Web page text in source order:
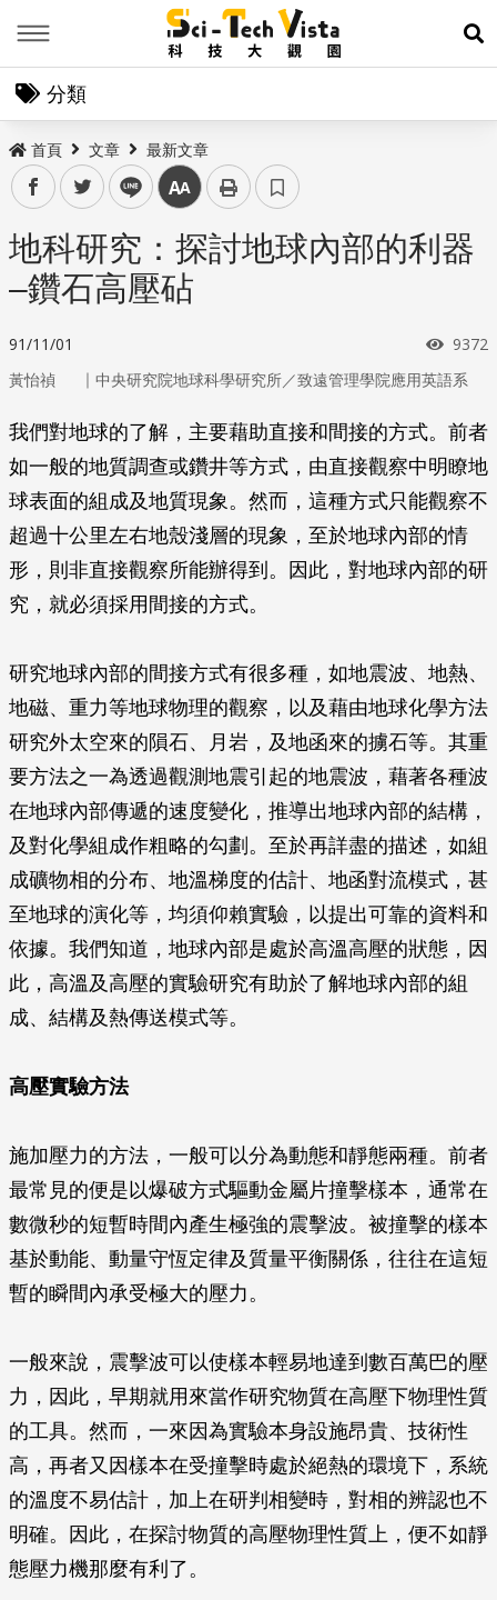
展
分類
首頁 文章 最新文章
facebooktwitter line 中
地科研究：探討地球內部的利器
–鑽石高壓砧
91/11/01 瀏覽
9372
黃怡禎 ｜ 中央研究院地球科學研究所／致遠管理學院應用英語系
我們對地球的了解，主要藉助直接和間接的方式。前者
如一般的地質調查或鑽井等方式，由直接觀察中明瞭地
球表面的組成及地質現象。然而，這種方式只能觀察不
超過十公里左右地殼淺層的現象，至於地球內部的情
形，則非直接觀察所能辦得到。因此，對地球內部的研
究，就必須採用間接的方式。
研究地球內部的間接方式有很多種，如地震波、地熱、
地磁、重力等地球物理的觀察，以及藉由地球化學方法
研究外太空來的隕石、月岩，及地函來的擄石等。其重
要方法之一為透過觀測地震引起的地震波，藉著各種波
在地球內部傳遞的速度變化，推導出地球內部的結構，
及對化學組成作粗略的勾劃。至於再詳盡的描述，如組
成礦物相的分布、地溫梯度的估計、地函對流模式，甚
至地球的演化等，均須仰賴實驗，以提出可靠的資料和
依據。我們知道，地球內部是處於高溫高壓的狀態，因
此，高溫及高壓的實驗研究有助於了解地球內部的組
成、結構及熱傳送模式等。
高壓實驗方法
施加壓力的方法，一般可以分為動態和靜態兩種。前者
最常見的便是以爆破方式驅動金屬片撞擊樣本，通常在
數微秒的短暫時間內產生極強的震擊波。被撞擊的樣本
基於動能、動量守恆定律及質量平衡關係，往往在這短
暫的瞬間內承受極大的壓力。
一般來說，震擊波可以使樣本輕易地達到數百萬巴的壓
力，因此，早期就用來當作研究物質在高壓下物理性質
的工具。然而，一來因為實驗本身設施昂貴、技術性
高，再者又因樣本在受撞擊時處於絕熱的環境下，系統
的溫度不易估計，加上在研判相變時，對相的辨認也不
明確。因此，在探討物質的高壓物理性質上，便不如靜
態壓力機那麼有利了。